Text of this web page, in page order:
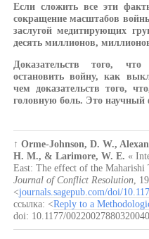
Если сложить все эти
сокращение масштабов
заслугой медитирующих
десять миллионов,
Доказательств того,
остановить войну, как
чем доказательств того,
головную боль. Это научный
↑ Orme-Johnson, D. W.,
H. M., & Larimore, W. E. «
East: The effect of the
Journal of Conflict Resolution
<journals.sagepub.com/doi/
ссылка: <Reply to a
doi: 10.1177/